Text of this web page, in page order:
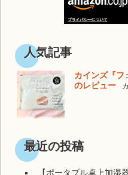
人気記事
カインズ『フ
のレビュー
最近の投稿
【ポータブル卓上加湿